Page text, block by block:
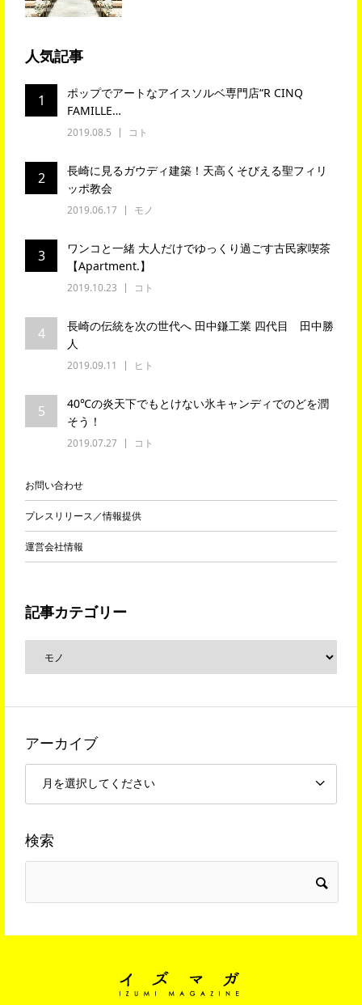
人気記事
1
ポップでアートなアイスソルベ専門店“R CINQ
FAMILLE…
2019.08.5 コト
2
長崎に見るガウディ建築！天高くそびえる聖フィリ
ッポ教会
2019.06.17 モノ
3
ワンコと一緒 大人だけでゆっくり過ごす古民家喫茶
【Apartment.】
2019.10.23 コト
4
長崎の伝統を次の世代へ 田中鎌工業 四代目 田中勝
人
2019.09.11 ヒト
5
40℃の炎天下でもとけない氷キャンディでのどを潤
そう！
2019.07.27 コト
お問い合わせ
プレスリリース／情報提供
運営会社情報
記事カテゴリー
アーカイブ
検索